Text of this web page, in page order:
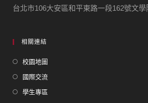
台北市106大安區和平東路一段162號文
相關連結
校園地圖
國際交流
學生專區